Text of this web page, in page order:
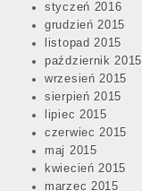
styczeń 2016
grudzień 2015
listopad 2015
październik 2015
wrzesień 2015
sierpień 2015
lipiec 2015
czerwiec 2015
maj 2015
kwiecień 2015
marzec 2015